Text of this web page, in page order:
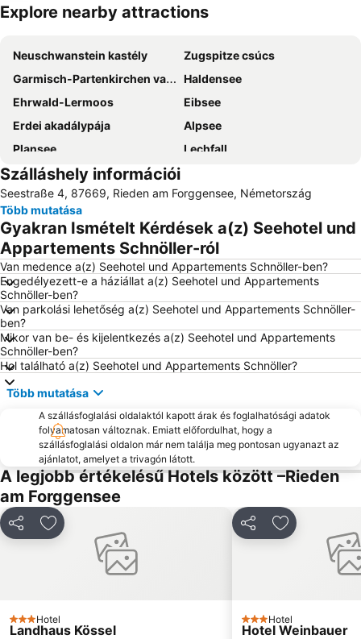
Nagy méretű térkép
Explore nearby attractions
Neuschwanstein kastély
Zugspitze csúcs
Garmisch-Partenkirchen vasútállomás
Haldensee
Ehrwald-Lermoos
Eibsee
Erdei akadálypája
Alpsee
Plansee
Lechfall
Hohenschwangau
Bad Wörishofen Vasútállomás
Franziskanerkloster Füssen
Oberjoch
Szálláshely információi
Seestraße 4, 87669, Rieden am Forggensee, Németország
Több mutatása
Gyakran Ismételt Kérdések a(z) Seehotel und
Appartements Schnöller-ról
Van medence a(z) Seehotel und Appartements Schnöller-ben?
Engedélyezett-e a háziállat a(z) Seehotel und Appartements
Schnöller-ben?
Van parkolási lehetőség a(z) Seehotel und Appartements Schnöller-
ben?
Mikor van be- és kijelentkezés a(z) Seehotel und Appartements
Schnöller-ben?
Hol található a(z) Seehotel und Appartements Schnöller?
Több mutatása
A szállásfoglalási oldalaktól kapott árak és foglalhatósági adatok
folyamatosan változnak. Emiatt előfordulhat, hogy a
szállásfoglalási oldalon már nem találja meg pontosan ugyanazt az
ajánlatot, amelyet a trivagón látott.
A legjobb értékelésű Hotels között –Rieden
am Forggensee
MegosztásHozzáadás a kedvencekhez
3 Kategória
Hotel
Landhaus Kössel
MegosztásHozzáadás
3 Kategória
Hotel
Hotel Weinbauer